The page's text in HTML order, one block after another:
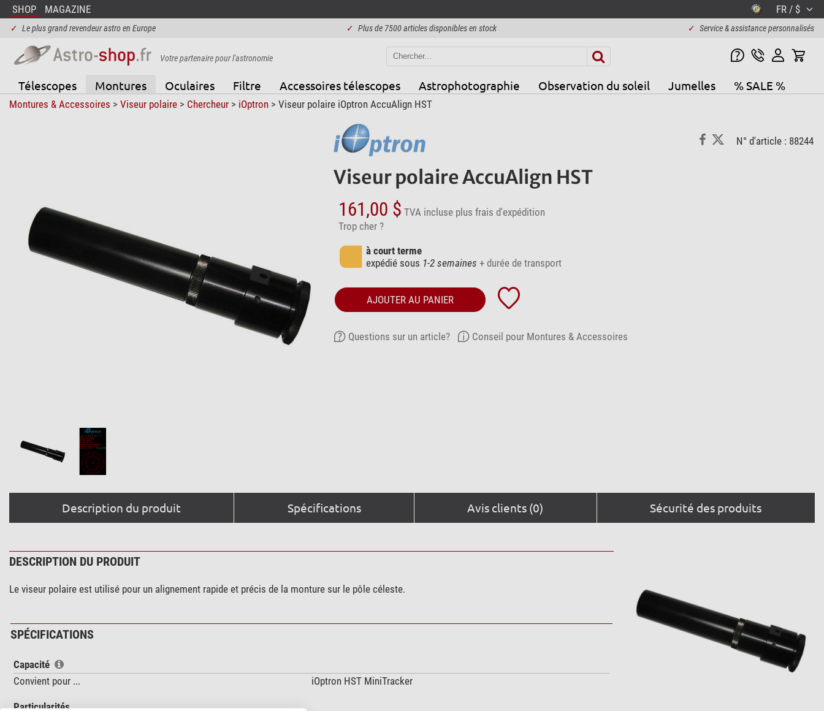
SHOP MAGAZINE FR / $
✓ Le plus grand revendeur astro en Europe ✓ Plus de 7500 articles disponibles en stock ✓ Service & assistance personnalisés
Votre partenaire pour l'astronomie
Télescopes Montures Oculaires Filtre Accessoires télescopes Astrophotographie Observation du soleil Jumelles % SALE %
Montures & Accessoires > Viseur polaire> Chercheur> iOptron> Viseur polaire iOptron AccuAlign HST
N° d'article : 88244
Viseur polaire AccuAlign HST
161,00 $ TVA incluse plus frais d'expédition
Trop cher ?
à court terme
expédié sous 1-2 semaines + durée de transport
AJOUTER AU PANIER
Questions sur un article? Conseil pour Montures & Accessoires
Description du produit Spécifications Avis clients (0) Sécurité des produits
DESCRIPTION DU PRODUIT
Le viseur polaire est utilisé pour un alignement rapide et précis de la monture sur le pôle céleste.
SPÉCIFICATIONS
Capacité
Convient pour ...
iOptron HST MiniTracker
Particularités